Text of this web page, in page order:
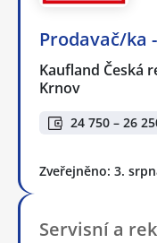
Prodavač/ka
Kaufland Česká
Krnov
24 750 – 26
Zveřejněno: 3.
Servisní a